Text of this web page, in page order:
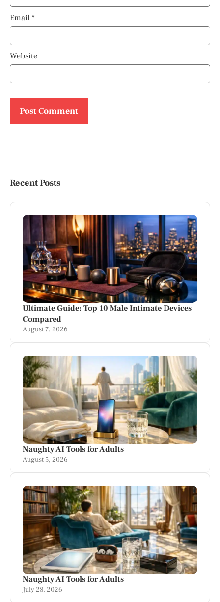
Email *
Website
Recent Posts
Ultimate Guide: Top 10 Male Intimate Devices
Compared
August 7, 2026
Naughty AI Tools for Adults
August 5, 2026
Naughty AI Tools for Adults
July 28, 2026